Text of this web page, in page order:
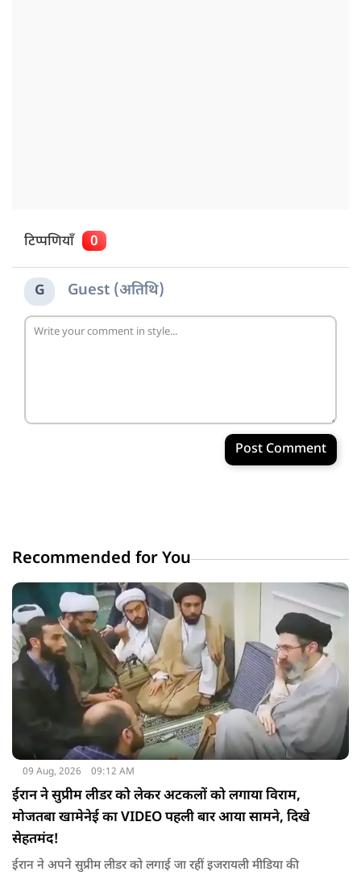
टिप्पणियाँ 0
G Guest (अतिथि)
Post Comment
Recommended for You
09 Aug, 2026 09:12 AM
ईरान ने सुप्रीम लीडर को लेकर अटकलों को लगाया विराम,
मोजतबा खामेनेई का VIDEO पहली बार आया सामने, दिखे
सेहतमंद!
ईरान ने अपने सुप्रीम लीडर को लगाई जा रहीं इजरायली मीडिया की